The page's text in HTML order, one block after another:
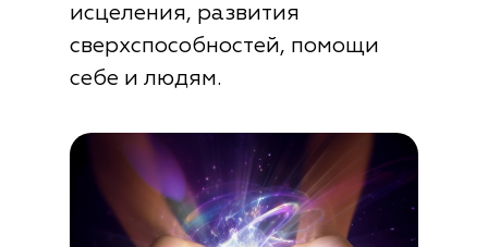
исцеления, развития
сверхспособностей, помощи
себе и людям.